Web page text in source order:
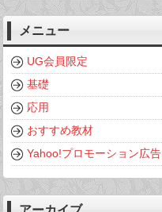
メニュー
UG会員限定
基礎
応用
おすすめ教材
Yahoo!プロモーション広告